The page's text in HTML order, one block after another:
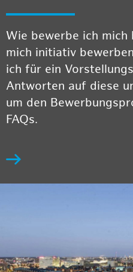
Wie bewerbe ich mich
mich initiativ
ich für ein
Antworten auf diese
um den
FAQs.